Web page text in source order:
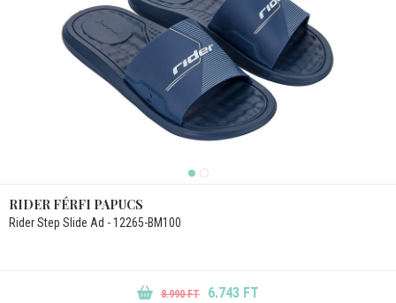
RIDER FÉRFI PAPUCS
Rider Step Slide Ad - 12265-BM100
8.990 FT 6.743 FT